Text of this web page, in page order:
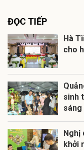
ĐỌC TIẾP
Hà
cho
sinh
sáng
Nghị
khởi